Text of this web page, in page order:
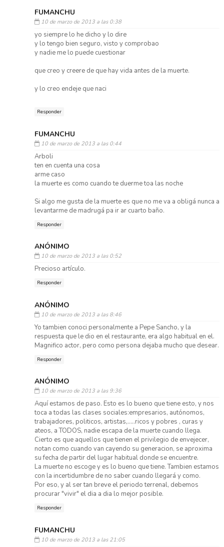
FUMANCHU
10 de marzo de 2013 a las 0:38
yo siempre lo he dicho y lo dire
y lo tengo bien seguro, visto y comprobao
y nadie me lo puede cuestionar
que creo y creere de que hay vida antes de la muerte.
y lo creo endeje que naci
Responder
FUMANCHU
10 de marzo de 2013 a las 0:44
Arboli
ten en cuenta una cosa
arme caso
la muerte es como cuando te duerme toa las noche
Si algo me gusta de la muerte es que no me va a obligá nunca a
levantarme de madrugá pa ir ar cuarto baño.
Responder
ANÓNIMO
10 de marzo de 2013 a las 0:52
Precioso artículo.
Responder
ANÓNIMO
10 de marzo de 2013 a las 8:46
Yo tambien conoci personalmente a Pepe Sancho, y la
respuesta que le dio en el restaurante, era algo habitual en el.
Magnifico actor, pero como persona dejaba mucho que desear.
Responder
ANÓNIMO
10 de marzo de 2013 a las 9:36
Aquí estamos de paso. Esto es lo bueno que tiene esto, y nos
toca a todas las clases sociales:empresarios, autónomos,
trabajadores, politicos, artistas,.....ricos y pobres , curas y
ateos, a TODOS, nadie escapa de la muerte cuando llega.
Cierto es que aquellos que tienen el privilegio de envejecer,
notan como cuando van cayendo su generacion, se aproxima
su fecha de partir del lugar habitual donde se encuentre.
La muerte no escoge y es lo bueno que tiene. Tambien estamos
con la incertidumbre de no saber cuando llegará y como.
Por eso, y al ser tan breve el periodo terrenal, debemos
procurar "vivir" el dia a dia lo mejor posible.
Responder
FUMANCHU
10 de marzo de 2013 a las 21:05